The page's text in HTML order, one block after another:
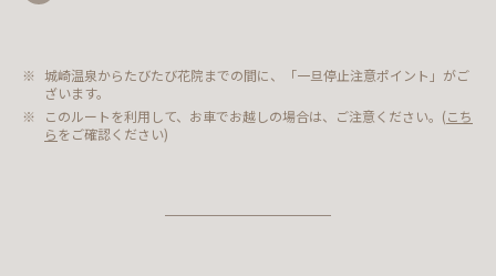
城崎温泉からたびたび花院までの間に、「一旦停止注意ポイント」がご
ざいます。
このルートを利用して、お車でお越しの場合は、ご注意ください。(こち
らをご確認ください)